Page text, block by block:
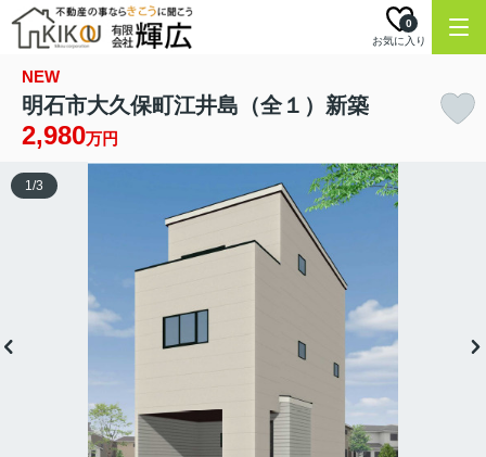
お気に入り
0
NEW
明石市大久保町江井島（全１）新築
2,980万円
1/3